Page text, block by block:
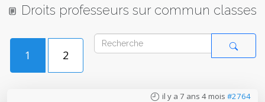
Droits professeurs sur commun classes
1 2
il y a 7 ans 4 mois #2764